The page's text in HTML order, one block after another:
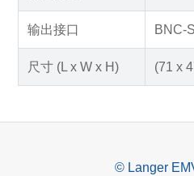
输出接口 BNC-
尺寸 (L x W x H) (71 x
© Langer